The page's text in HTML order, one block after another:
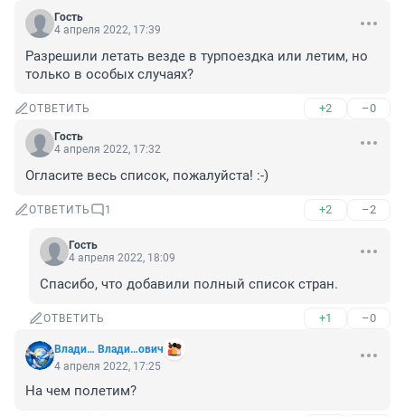
Гость
4 апреля 2022, 17:39
Разрешили летать везде в турпоездка или летим, но
только в особых случаях?
ОТВЕТИТЬ +2 –0
Гость
4 апреля 2022, 17:32
Огласите весь список, пожалуйста! :-)
ОТВЕТИТЬ 1 +2 –2
Гость
4 апреля 2022, 18:09
Спасибо, что добавили полный список стран.
ОТВЕТИТЬ +1 –0
Влади… Влади…ович
4 апреля 2022, 17:25
На чем полетим?